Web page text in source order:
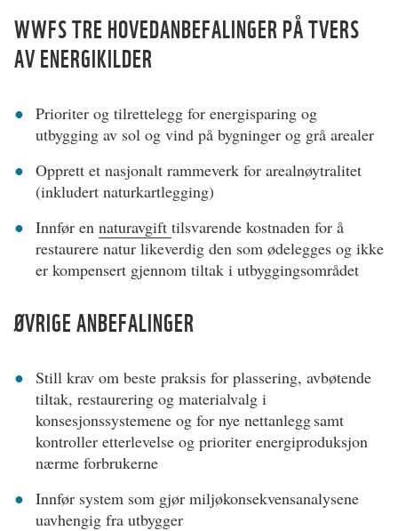
WWFS TRE HOVEDANBEFALINGER PÅ TVERS
AV ENERGIKILDER
Prioriter og tilrettelegg for energisparing og
utbygging av sol og vind på bygninger og grå arealer
Opprett et nasjonalt rammeverk for arealnøytralitet
(inkludert naturkartlegging)
Innfør en naturavgift tilsvarende kostnaden for å
restaurere natur likeverdig den som ødelegges og ikke
er kompensert gjennom tiltak i utbyggingsområdet
ØVRIGE ANBEFALINGER
Still krav om beste praksis for plassering, avbøtende
tiltak, restaurering og materialvalg i
konsesjonssystemene og for nye nettanlegg samt
kontroller etterlevelse og prioriter energiproduksjon
nærme forbrukerne​
Innfør system som gjør miljøkonsekvensanalysene
uavhengig fra utbygger